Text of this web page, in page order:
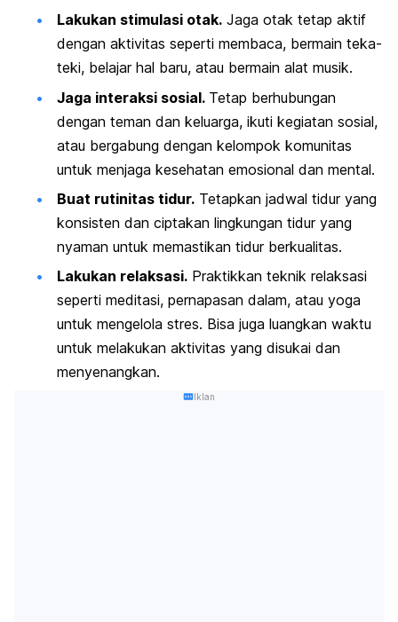
Lakukan stimulasi otak. Jaga otak tetap aktif
dengan aktivitas seperti membaca, bermain teka-
teki, belajar hal baru, atau bermain alat musik.
Jaga interaksi sosial. Tetap berhubungan
dengan teman dan keluarga, ikuti kegiatan sosial,
atau bergabung dengan kelompok komunitas
untuk menjaga kesehatan emosional dan mental.
Buat rutinitas tidur. Tetapkan jadwal tidur yang
konsisten dan ciptakan lingkungan tidur yang
nyaman untuk memastikan tidur berkualitas.
Lakukan relaksasi. Praktikkan teknik relaksasi
seperti meditasi, pernapasan dalam, atau yoga
untuk mengelola stres. Bisa juga luangkan waktu
untuk melakukan aktivitas yang disukai dan
menyenangkan.
Iklan